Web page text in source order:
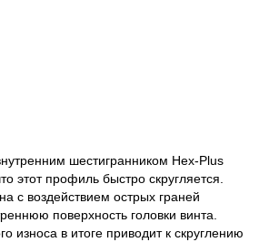
шестигранником Hex-Plus
этот профиль быстро скругляется.
с воздействием острых граней
поверхность головки винта.
износа в итоге приводит к скруглению